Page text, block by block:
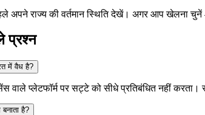
अपने राज्य की वर्तमान स्थिति देखें। अगर आप खेलना
प्रश्न
में वैध है?
वाले प्लेटफॉर्म पर सट्टे को सीधे प्रतिबंधित नहीं
है?